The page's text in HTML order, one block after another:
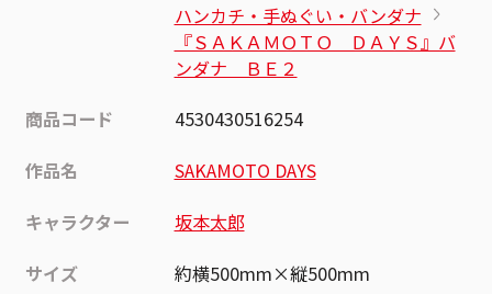
ハンカチ・手ぬぐい・バンダナ
『ＳＡＫＡＭＯＴＯ ＤＡＹＳ』バ
ンダナ ＢＥ２
商品コード
4530430516254
作品名
SAKAMOTO DAYS
キャラクター
坂本太郎
サイズ
約横500mm×縦500mm